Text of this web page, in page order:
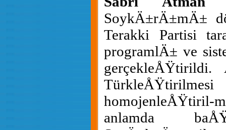
SoykÄ±rÄ±mÄ±
Terakki Partisi
programlÄ± ve
gerçekleÅŸtirildi.
anlamda